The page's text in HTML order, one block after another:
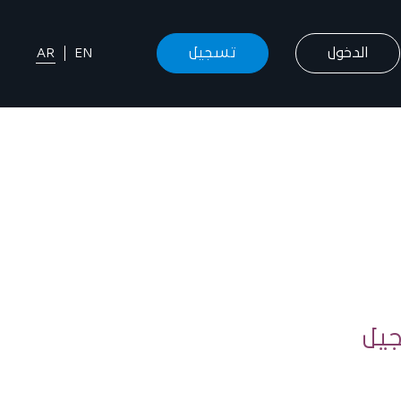
الدخول تسجيل EN
AR